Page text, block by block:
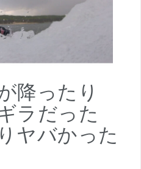
降ったり
ラだった
ヤバかった